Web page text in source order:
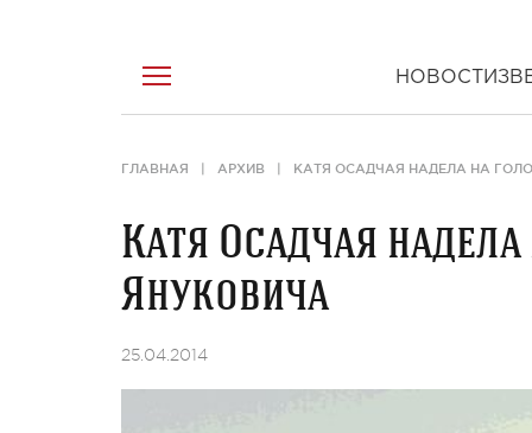
НОВОСТИ
ГЛАВНАЯ АРХИВ КАТЯ ОСАДЧАЯ НАДЕЛА НА
Катя Осадчая
Януковича
25.04.2014